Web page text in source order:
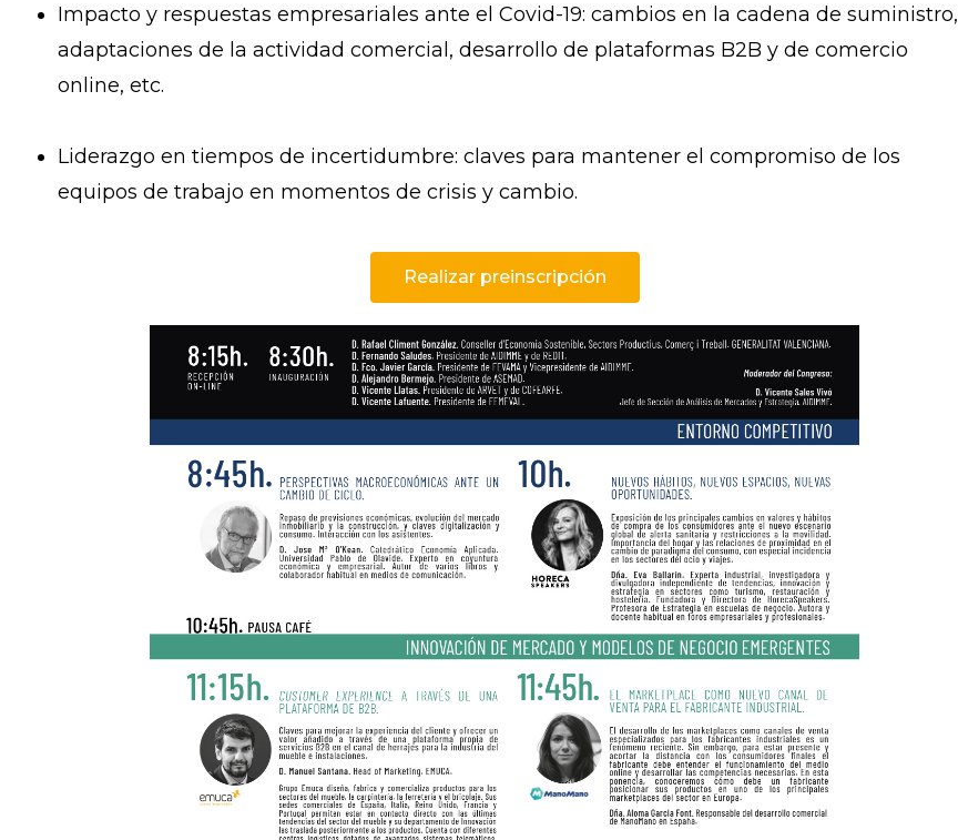
Impacto y respuestas empresariales ante el Covid-19: cambios en la cadena de suministro,
adaptaciones de la actividad comercial, desarrollo de plataformas B2B y de comercio
online, etc.
Liderazgo en tiempos de incertidumbre: claves para mantener el compromiso de los
equipos de trabajo en momentos de crisis y cambio.
Realizar preinscripción